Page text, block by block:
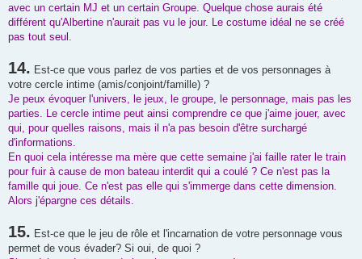
avec un certain MJ et un certain Groupe. Quelque chose aurais été
différent qu'Albertine n'aurait pas vu le jour. Le costume idéal ne se créé
pas tout seul.
14. Est-ce que vous parlez de vos parties et de vos personnages à
votre cercle intime (amis/conjoint/famille) ?
Je peux évoquer l'univers, le jeux, le groupe, le personnage, mais pas les
parties. Le cercle intime peut ainsi comprendre ce que j'aime jouer, avec
qui, pour quelles raisons, mais il n'a pas besoin d'être surchargé
d'informations.
En quoi cela intéresse ma mère que cette semaine j'ai faille rater le train
pour fuir à cause de mon bateau interdit qui a coulé ? Ce n'est pas la
famille qui joue. Ce n'est pas elle qui s'immerge dans cette dimension.
Alors j'épargne ces détails.
15. Est-ce que le jeu de rôle et l'incarnation de votre personnage vous
permet de vous évader? Si oui, de quoi ?